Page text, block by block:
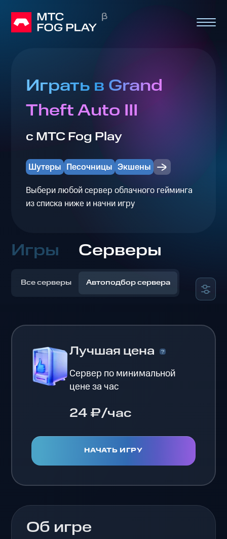
Играть в Grand
Theft Auto III
с МТС Fog Play
Шутеры Песочницы Экшены
Выбери любой сервер облачного гейминга
из списка ниже и начни игру
Игры Серверы
Все серверы Автоподбор сервера
Лучшая цена
Сервер по минимальной
цене за час
24 ₽/час
НАЧАТЬ ИГРУ
Об игре